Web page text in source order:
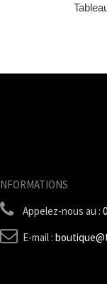
Appelez-nous au :
E-mail :